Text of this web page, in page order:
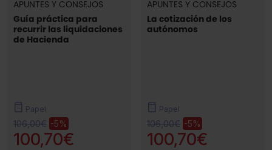
APUNTES Y CONSEJOS
Guía práctica para
recurrir las liquidaciones
de Hacienda
Papel
106,00€ -5%
100,70€
APUNTES Y CONSEJOS
La cotización de los
autónomos
Papel
106,00€ -5%
100,70€